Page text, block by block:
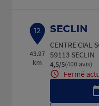
12
43.97
km
SECLIN
CENTRE CIAL
59113 SECLIN
4,5/5Note de 4.5 sur 5
(400 avis)
Fermé